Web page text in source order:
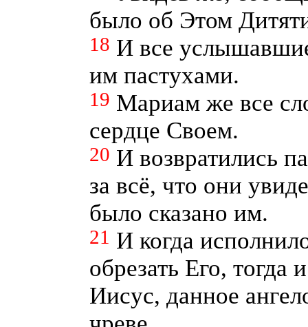
было об Этом
18 И все
им пастухами.
19 Мариам же все
сердце Своем.
20 И возвратились
за всё, что они
было сказано им.
21 И когда
обрезать Его,
Иисус, данное